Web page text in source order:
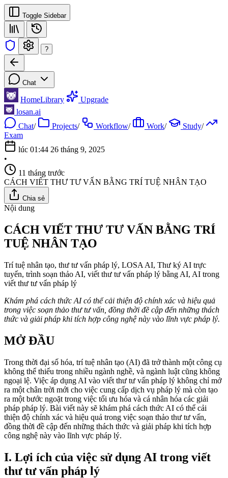
Toggle Sidebar
?
Chat
HomeLibrary
Upgrade
losan.ai
Chat/ Projects/ Workflow/ Work/ Study/
Exam
lúc 01:44 26 tháng 9, 2025
•
11 tháng trước
CÁCH VIẾT THƯ TƯ VẤN BẰNG TRÍ TUỆ NHÂN TẠO
Chia sẻ
Nội dung
CÁCH VIẾT THƯ TƯ VẤN BẰNG TRÍ
TUỆ NHÂN TẠO
Trí tuệ nhân tạo, thư tư vấn pháp lý, LOSA AI, Thư ký AI trực
tuyến, trình soạn thảo AI, viết thư tư vấn pháp lý bằng AI, AI trong
viết thư tư vấn pháp lý
Khám phá cách thức AI có thể cải thiện độ chính xác và hiệu quả
trong việc soạn thảo thư tư vấn, đồng thời đề cập đến những thách
thức và giải pháp khi tích hợp công nghệ này vào lĩnh vực pháp lý.
MỞ ĐẦU
Trong thời đại số hóa, trí tuệ nhân tạo (AI) đã trở thành một công cụ
không thể thiếu trong nhiều ngành nghề, và ngành luật cũng không
ngoại lệ. Việc áp dụng AI vào viết thư tư vấn pháp lý không chỉ mở
ra một chân trời mới cho việc cung cấp dịch vụ pháp lý mà còn tạo
ra một bước ngoặt trong việc tối ưu hóa và cá nhân hóa các giải
pháp pháp lý. Bài viết này sẽ khám phá cách thức AI có thể cải
thiện độ chính xác và hiệu quả trong việc soạn thảo thư tư vấn,
đồng thời đề cập đến những thách thức và giải pháp khi tích hợp
công nghệ này vào lĩnh vực pháp lý.
I. Lợi ích của việc sử dụng AI trong viết
thư tư vấn pháp lý